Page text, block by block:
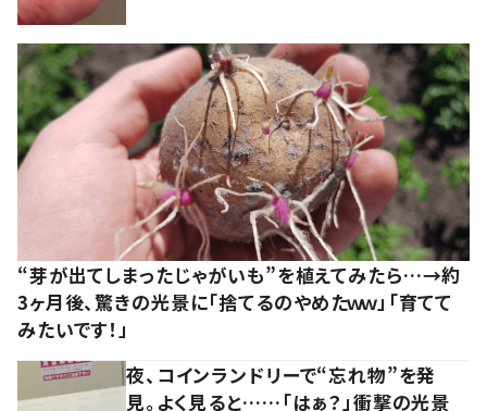
“芽が出てしまったじゃがいも”を植えてみたら…→約
3ヶ月後、驚きの光景に「捨てるのやめたｗｗ」「育てて
みたいです！」
夜、コインランドリーで“忘れ物”を発
見。よく見ると……「はぁ？」衝撃の光景